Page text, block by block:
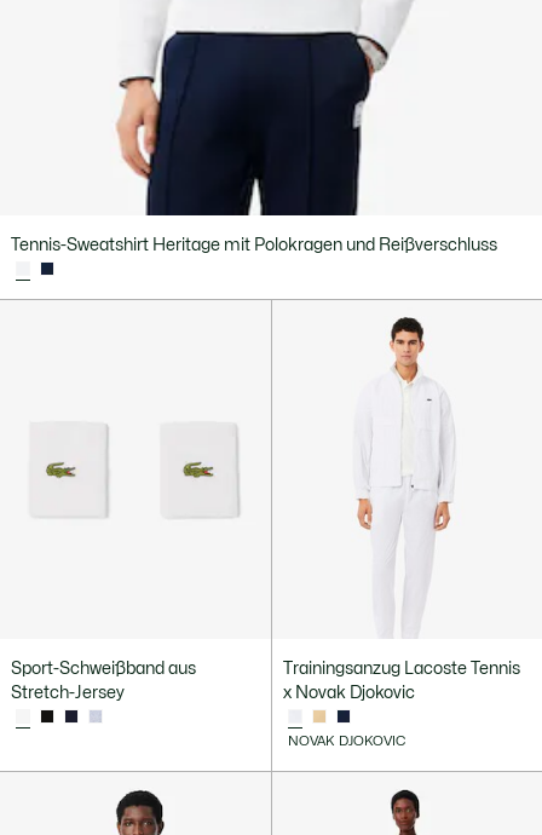
Tennis-Sweatshirt Heritage mit Polokragen und Reißverschluss
Sport-Schweißband aus
Stretch-Jersey
Trainingsanzug Lacoste Tennis
x Novak Djokovic
NOVAK DJOKOVIC